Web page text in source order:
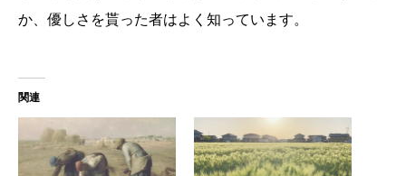
か、優しさを貰った者はよく知っています。
関連